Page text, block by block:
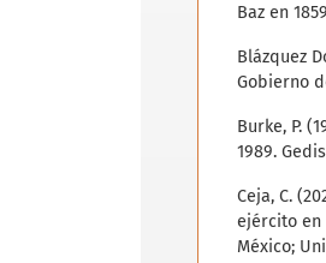
Baz en
Blázquez
Gobierno
Burke, P.
1989.
Ceja, C.
ejército en
México;